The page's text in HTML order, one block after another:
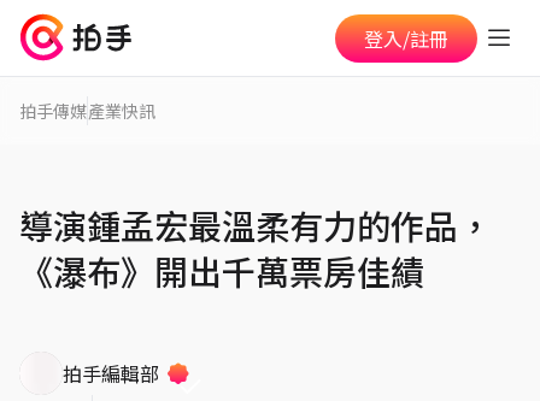
登入/註冊
拍手傳媒產業快訊
導演鍾孟宏最溫柔有力的作品，
《瀑布》開出千萬票房佳績
拍手編輯部